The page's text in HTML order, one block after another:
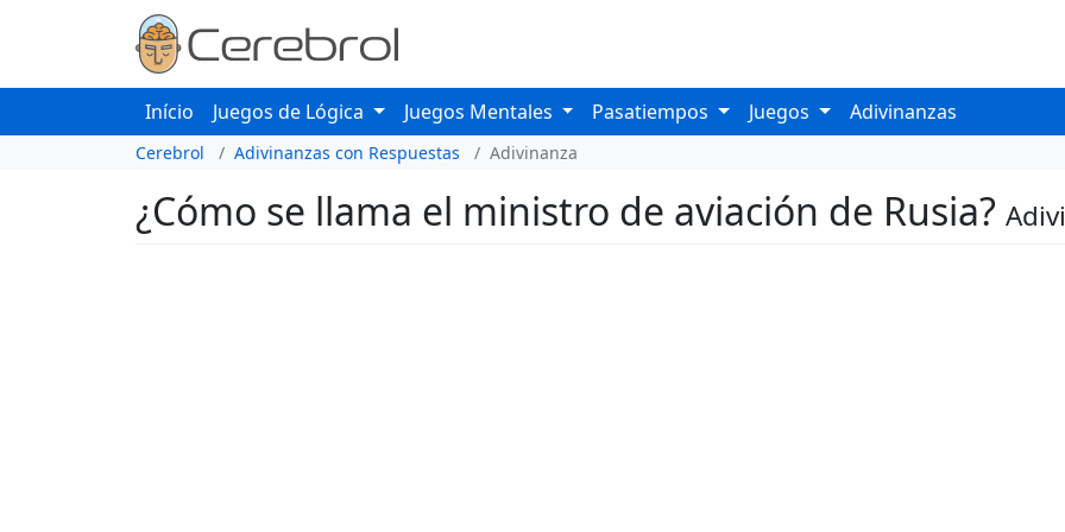
Início Juegos de Lógica Juegos Mentales Pasatiempos Juegos Adivinanzas
Cerebrol Adivinanzas con Respuestas Adivinanza
¿Cómo se llama el ministro de aviación de Rusia?